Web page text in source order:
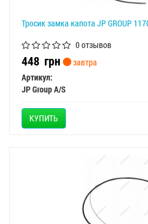
Тросик замка капота JP GROUP
0 отзывов
448 грн
завтра
Артикул:
JP Group A/S
КУПИТЬ